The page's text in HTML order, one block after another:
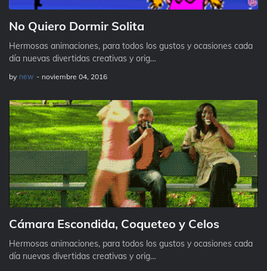
No Quiero Dormir Solita
Hermosas animaciones, para todos los gustos y ocasiones cada
día nuevas divertidas creativas y orig…
by new - noviembre 04, 2016
Cámara Escondida, Coqueteo y Celos
Hermosas animaciones, para todos los gustos y ocasiones cada
día nuevas divertidas creativas y orig…